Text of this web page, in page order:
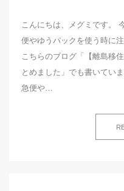
こんにちは、メグミです。
便やゆうパックを使う時に
こちらのブログ「【離島移
とめました」でも書いてい
急便や…